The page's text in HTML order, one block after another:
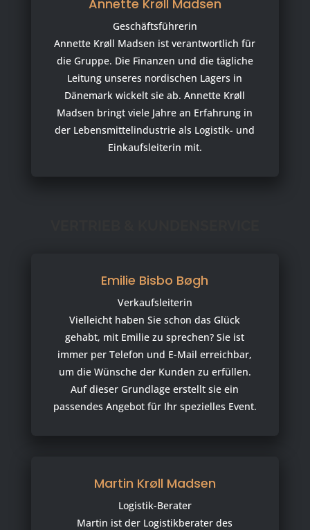
Annette Krøll Madsen
Geschäftsführerin
Annette Krøll Madsen ist verantwortlich für
die Gruppe. Die Finanzen und die tägliche
Leitung unseres nordischen Lagers in
Dänemark wickelt sie ab. Annette Krøll
Madsen bringt viele Jahre an Erfahrung in
der Lebensmittelindustrie als Logistik- und
Einkaufsleiterin mit.
Emilie Bisbo Bøgh
Verkaufsleiterin
Vielleicht haben Sie schon das Glück
gehabt, mit Emilie zu sprechen? Sie ist
immer per Telefon und E-Mail erreichbar,
um die Wünsche der Kunden zu erfüllen.
Auf dieser Grundlage erstellt sie ein
passendes Angebot für Ihr spezielles Event.
Martin Krøll Madsen
Logistik-Berater
Martin ist der Logistikberater des